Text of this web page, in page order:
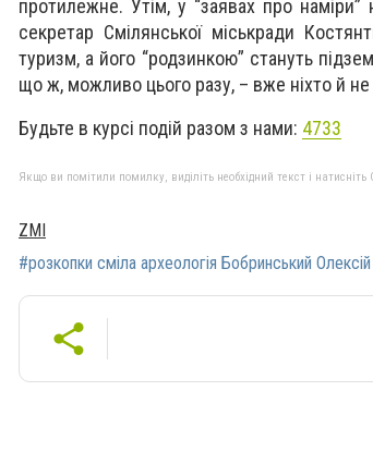
протилежне. Утім, у “заявах про
секретар Смілянської міськради
туризм, а його “родзинкою” стануть
що ж, можливо цього разу, – вже ніхто й
Будьте в курсі подій разом з нами: 4733
Якщо ви помітили помилку, виділіть необхідний текст і
ZMI
#розкопки сміла археологія Бобринський Олексій